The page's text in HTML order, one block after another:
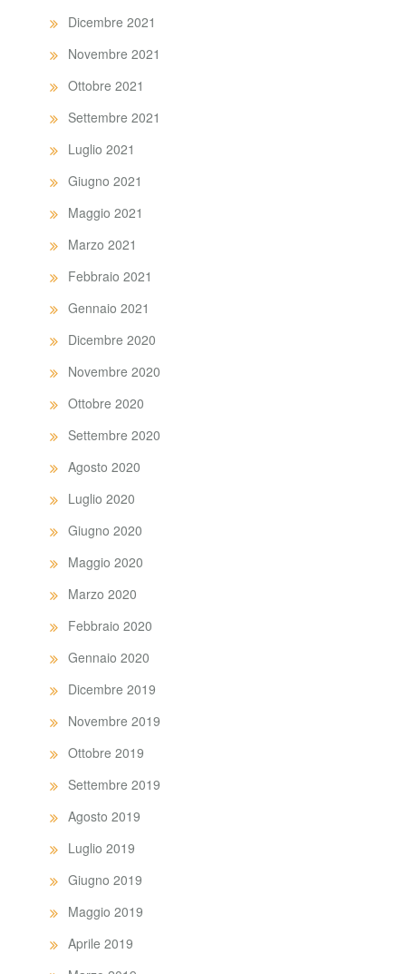
Dicembre 2021
Novembre 2021
Ottobre 2021
Settembre 2021
Luglio 2021
Giugno 2021
Maggio 2021
Marzo 2021
Febbraio 2021
Gennaio 2021
Dicembre 2020
Novembre 2020
Ottobre 2020
Settembre 2020
Agosto 2020
Luglio 2020
Giugno 2020
Maggio 2020
Marzo 2020
Febbraio 2020
Gennaio 2020
Dicembre 2019
Novembre 2019
Ottobre 2019
Settembre 2019
Agosto 2019
Luglio 2019
Giugno 2019
Maggio 2019
Aprile 2019